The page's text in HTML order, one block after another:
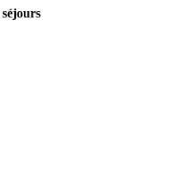
séjours